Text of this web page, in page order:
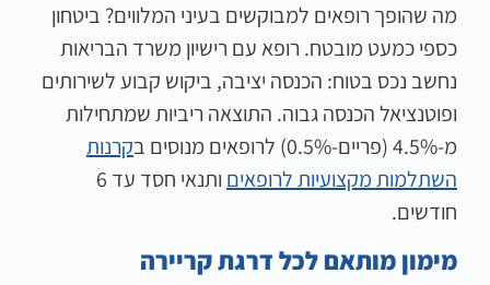
מה שהופך רופאים למבוקשים בעיני המלווים? ביטחון
כספי כמעט מובטח. רופא עם רישיון משרד הבריאות
נחשב נכס בטוח: הכנסה יציבה, ביקוש קבוע לשירותים
ופוטנציאל הכנסה גבוה. התוצאה ריביות שמתחילות
מ-4.5% (פריים-0.5%) לרופאים מנוסים ב
קרנות
השתלמות מקצועיות לרופאים
ותנאי חסד עד 6
חודשים.
מימון מותאם לכל דרגת קריירה